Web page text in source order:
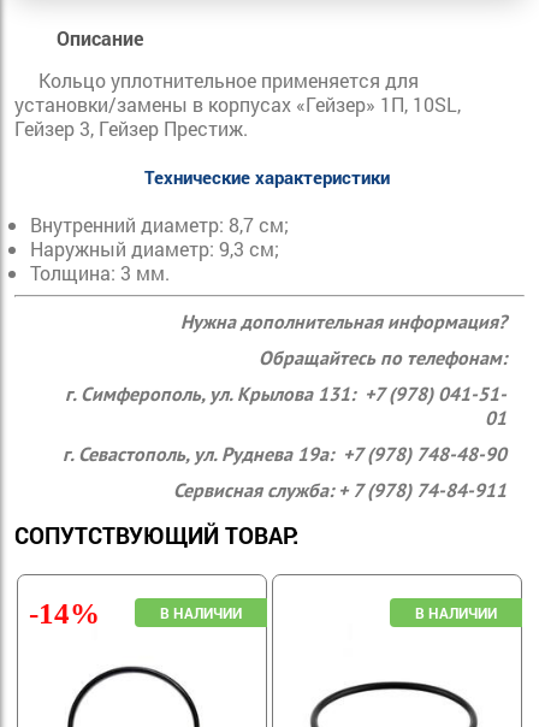
Описание
Кольцо уплотнительное применяется для
установки/замены в корпусах «Гейзер» 1П, 10SL,
Гейзер 3, Гейзер Престиж.
Технические характеристики
Внутренний диаметр: 8,7 см;
Наружный диаметр: 9,3 см;
Толщина: 3 мм.
Нужна дополнительная информация?
Обращайтесь по телефонам:
г. Симферополь, ул. Крылова 131: +7 (978) 041-51-
01
г. Севастополь, ул. Руднева 19а: +7 (978) 748-48-90
Сервисная служба: + 7 (978) 74-84-911
СОПУТСТВУЮЩИЙ ТОВАР:
-14%